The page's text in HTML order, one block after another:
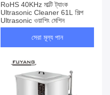
RoHS 40KHz মাল্টি ট্যাংক
Ultrasonic Cleaner 61L শিল্প
Ultrasonic ওয়াশিং মেশিন
সেরা মূল্য পান